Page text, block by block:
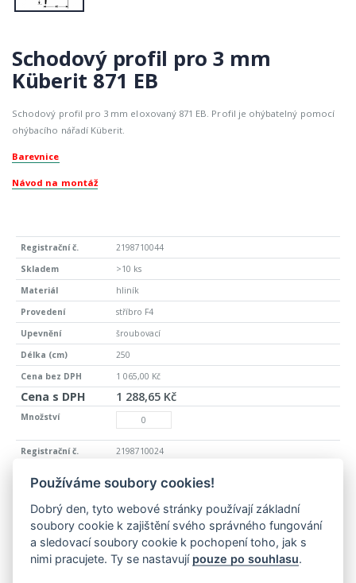
Schodový profil pro 3 mm
Küberit 871 EB
Schodový profil pro 3 mm eloxovaný 871 EB. Profil je ohýbatelný pomocí
ohýbacího nářadí Küberit.
Barevnice
Návod na montáž
2198710044
>10 ks
hliník
stříbro F4
šroubovací
250
1 065,00 Kč
1 288,65 Kč
2198710024
imitace nerezi F2
250
Používáme soubory cookies!
Dobrý den, tyto webové stránky používají základní
soubory cookie k zajištění svého správného fungování
a sledovací soubory cookie k pochopení toho, jak s
nimi pracujete. Ty se nastavují pouze po souhlasu